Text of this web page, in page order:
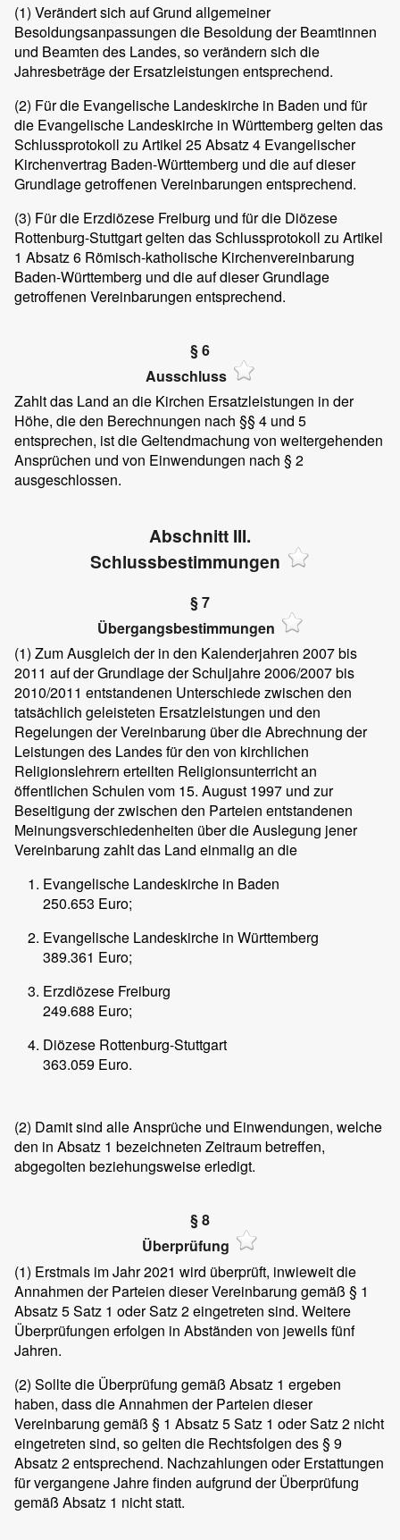
(1) Verändert sich auf Grund allgemeiner
Besoldungsanpassungen die Besoldung der Beamtinnen
und Beamten des Landes, so verändern sich die
Jahresbeträge der Ersatzleistungen entsprechend.
(2) Für die Evangelische Landeskirche in Baden und für
die Evangelische Landeskirche in Württemberg gelten das
Schlussprotokoll zu Artikel 25 Absatz 4 Evangelischer
Kirchenvertrag Baden-Württemberg und die auf dieser
Grundlage getroffenen Vereinbarungen entsprechend.
(3) Für die Erzdiözese Freiburg und für die Diözese
Rottenburg-Stuttgart gelten das Schlussprotokoll zu Artikel
1 Absatz 6 Römisch-katholische Kirchenvereinbarung
Baden-Württemberg und die auf dieser Grundlage
getroffenen Vereinbarungen entsprechend.
§ 6
Ausschluss
Zahlt das Land an die Kirchen Ersatzleistungen in der
Höhe, die den Berechnungen nach §§ 4 und 5
entsprechen, ist die Geltendmachung von weitergehenden
Ansprüchen und von Einwendungen nach § 2
ausgeschlossen.
Abschnitt III.
Schlussbestimmungen
§ 7
Übergangsbestimmungen
(1) Zum Ausgleich der in den Kalenderjahren 2007 bis
2011 auf der Grundlage der Schuljahre 2006/2007 bis
2010/2011 entstandenen Unterschiede zwischen den
tatsächlich geleisteten Ersatzleistungen und den
Regelungen der Vereinbarung über die Abrechnung der
Leistungen des Landes für den von kirchlichen
Religionslehrern erteilten Religionsunterricht an
öffentlichen Schulen vom 15. August 1997 und zur
Beseitigung der zwischen den Parteien entstandenen
Meinungsverschiedenheiten über die Auslegung jener
Vereinbarung zahlt das Land einmalig an die
Evangelische Landeskirche in Baden
250.653 Euro;
Evangelische Landeskirche in Württemberg
389.361 Euro;
Erzdiözese Freiburg
249.688 Euro;
Diözese Rottenburg-Stuttgart
363.059 Euro.
(2) Damit sind alle Ansprüche und Einwendungen, welche
den in Absatz 1 bezeichneten Zeitraum betreffen,
abgegolten beziehungsweise erledigt.
§ 8
Überprüfung
(1) Erstmals im Jahr 2021 wird überprüft, inwieweit die
Annahmen der Parteien dieser Vereinbarung gemäß § 1
Absatz 5 Satz 1 oder Satz 2 eingetreten sind. Weitere
Überprüfungen erfolgen in Abständen von jeweils fünf
Jahren.
(2) Sollte die Überprüfung gemäß Absatz 1 ergeben
haben, dass die Annahmen der Parteien dieser
Vereinbarung gemäß § 1 Absatz 5 Satz 1 oder Satz 2 nicht
eingetreten sind, so gelten die Rechtsfolgen des § 9
Absatz 2 entsprechend. Nachzahlungen oder Erstattungen
für vergangene Jahre finden aufgrund der Überprüfung
gemäß Absatz 1 nicht statt.